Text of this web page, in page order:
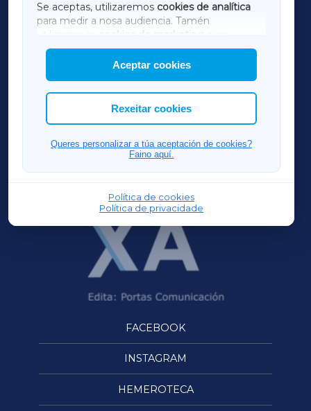
Se aceptas, utilizaremos cookies de analítica
para medir a nosa audiencia. Tamén
utilizaremos
cookies de marketing
mostrar publicidade de terceiros.
Así mesmo, podes personalizar a elección das
cookies que desexas permitir.
Aceptar cookies
Rexeitar cookies
Queres personalizar a túa aceptación de cookies?
Faino aquí.
Política de cookies
Política de privacidade
AMARIÑAXA
RIBEIRASACRAXA
ACORUÑAXA
FERROLXA
OURENSEXA
FACEBOOK
INSTAGRAM
HEMEROTECA